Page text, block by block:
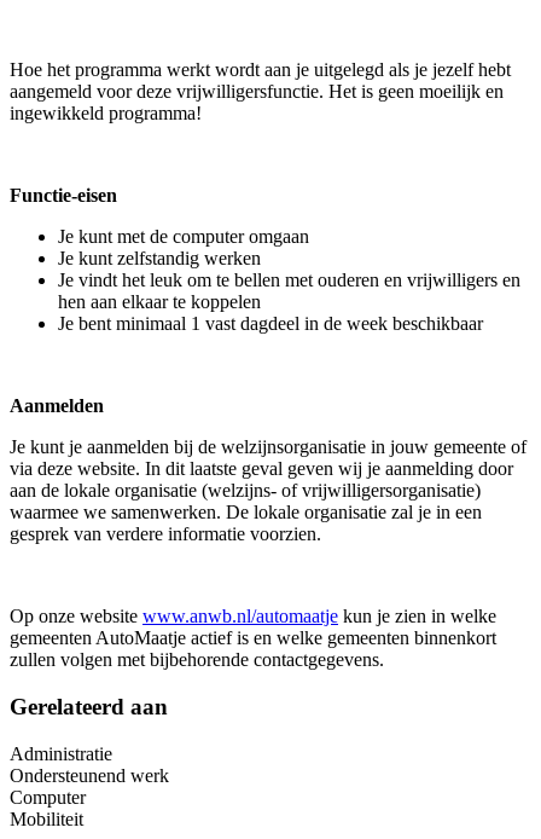
Hoe het programma werkt wordt aan je uitgelegd als je jezelf hebt
aangemeld voor deze vrijwilligersfunctie. Het is geen moeilijk en
ingewikkeld programma!
Functie-eisen
Je kunt met de computer omgaan
Je kunt zelfstandig werken
Je vindt het leuk om te bellen met ouderen en vrijwilligers en
hen aan elkaar te koppelen
Je bent minimaal 1 vast dagdeel in de week beschikbaar
Aanmelden
Je kunt je aanmelden bij de welzijnsorganisatie in jouw gemeente of
via deze website. In dit laatste geval geven wij je aanmelding door
aan de lokale organisatie (welzijns- of vrijwilligersorganisatie)
waarmee we samenwerken. De lokale organisatie zal je in een
gesprek van verdere informatie voorzien.
Op onze website www.anwb.nl/automaatje kun je zien in welke
gemeenten AutoMaatje actief is en welke gemeenten binnenkort
zullen volgen met bijbehorende contactgegevens.
Gerelateerd aan
Administratie
Ondersteunend werk
Computer
Mobiliteit